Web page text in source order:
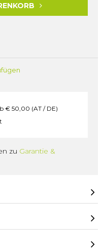
€ 50,00 (AT / DE)
zu Garantie &